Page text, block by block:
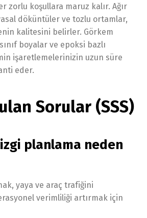
zorlu koşullara maruz kalır. Ağır
döküntüler ve tozlu ortamlar,
kalitesini belirler. Görkem
boyalar ve epoksi bazlı
işaretlemelerinizin uzun süre
eder.
Sorular (SSS)
planlama neden
yaya ve araç trafiğini
verimliliği artırmak için